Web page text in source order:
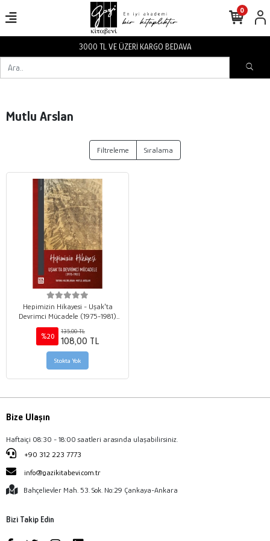
3000 TL VE ÜZERİ KARGO BEDAVA
0
Mutlu Arslan
Filtreleme Sıralama
Hepimizin Hikayesi - Uşak'ta
Devrimci Mücadele (1975-1981)
(Ciltli)
%20
135,00 TL
108,00 TL
Stokta Yok
Bize Ulaşın
Haftaiçi 08:30 - 18:00 saatleri arasında ulaşabilirsiniz.
+90 312 223 7773
info@gazikitabevi.com.tr
Bahçelievler Mah. 53. Sok. No:29 Çankaya-Ankara
Bizi Takip Edin